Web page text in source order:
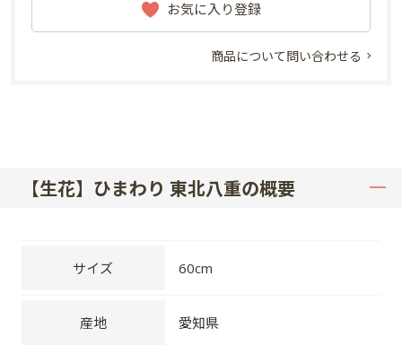
お気に入り登録
商品について問い合わせる
【生花】ひまわり 東北八重の概要
サイズ 60cm
産地 愛知県